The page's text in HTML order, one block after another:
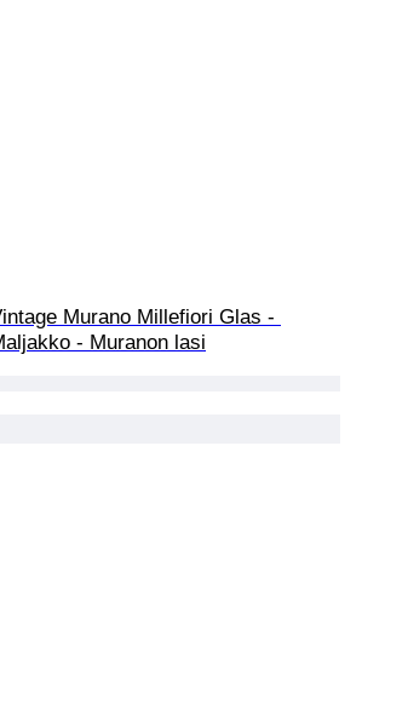
Murano Millefiori Glas -
- Muranon lasi